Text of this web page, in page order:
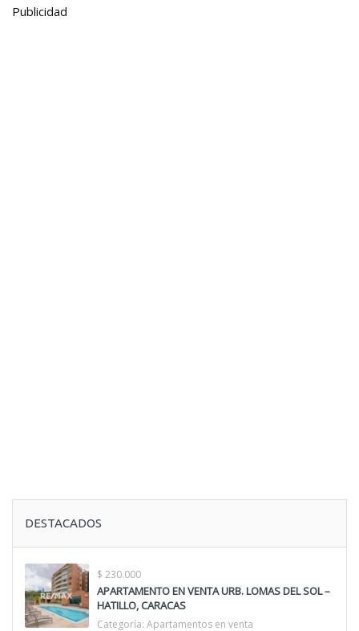
Publicidad
DESTACADOS
$ 230.000
APARTAMENTO EN VENTA URB. LOMAS DEL SOL –
HATILLO, CARACAS
Categoría: Apartamentos en venta